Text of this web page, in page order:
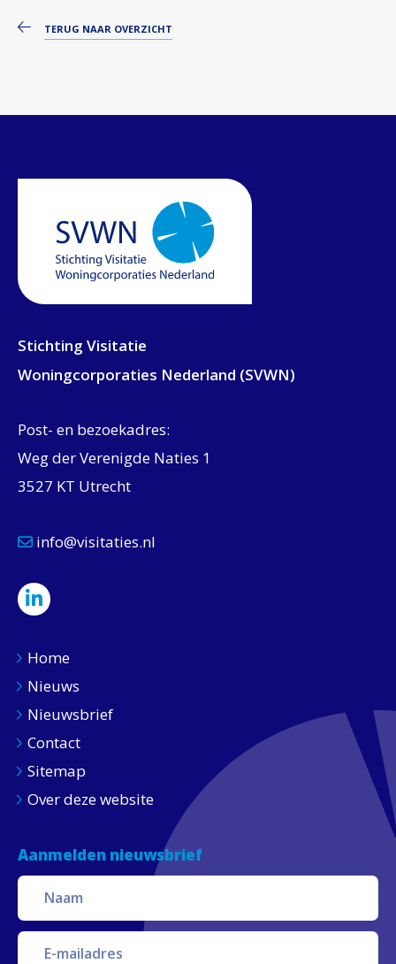
TERUG NAAR OVERZICHT
Stichting Visitatie
Woningcorporaties Nederland (SVWN)
Post- en bezoekadres:
Weg der Verenigde Naties 1
3527 KT Utrecht
info@visitaties.nl
Home
Nieuws
Nieuwsbrief
Contact
Sitemap
Over deze website
Aanmelden nieuwsbrief